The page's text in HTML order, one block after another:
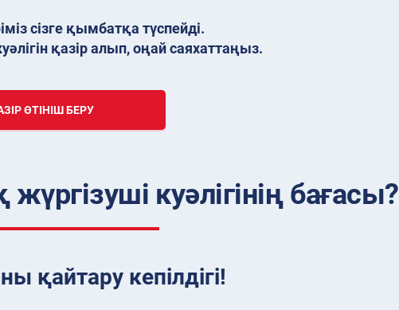
сізге қымбатқа түспейді.
қазір алып, оңай саяхаттаңыз.
ӨТІНІШ БЕРУ
куәлігінің бағасы?
қайтару кепілдігі!